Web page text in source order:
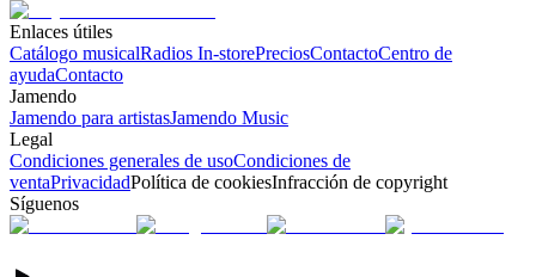
Enlaces útiles
Catálogo musicalRadios In-storePreciosContactoCentro de
ayudaContacto
Jamendo
Jamendo para artistasJamendo Music
Legal
Condiciones generales de usoCondiciones de
ventaPrivacidadPolítica de cookiesInfracción de copyright
Síguenos